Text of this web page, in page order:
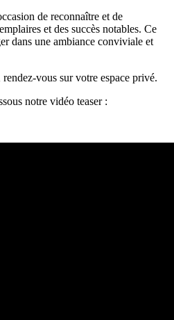
de reconnaître et de
et des succès notables. Ce
dans une ambiance conviviale et
vous sur votre espace privé.
notre vidéo teaser :